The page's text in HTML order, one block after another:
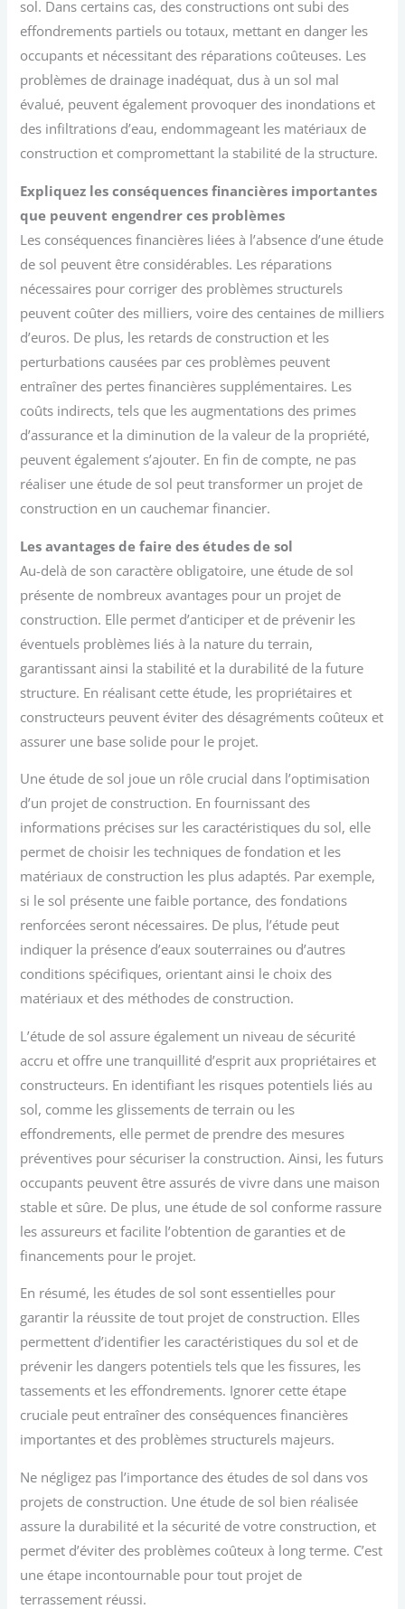
sol. Dans certains cas, des constructions ont subi des
effondrements partiels ou totaux, mettant en danger les
occupants et nécessitant des réparations coûteuses. Les
problèmes de drainage inadéquat, dus à un sol mal
évalué, peuvent également provoquer des inondations et
des infiltrations d’eau, endommageant les matériaux de
construction et compromettant la stabilité de la structure.
Expliquez les conséquences financières importantes
que peuvent engendrer ces problèmes
Les conséquences financières liées à l’absence d’une étude
de sol peuvent être considérables. Les réparations
nécessaires pour corriger des problèmes structurels
peuvent coûter des milliers, voire des centaines de milliers
d’euros. De plus, les retards de construction et les
perturbations causées par ces problèmes peuvent
entraîner des pertes financières supplémentaires. Les
coûts indirects, tels que les augmentations des primes
d’assurance et la diminution de la valeur de la propriété,
peuvent également s’ajouter. En fin de compte, ne pas
réaliser une étude de sol peut transformer un projet de
construction en un cauchemar financier.
Les avantages de faire des études de sol
Au-delà de son caractère obligatoire, une étude de sol
présente de nombreux avantages pour un projet de
construction. Elle permet d’anticiper et de prévenir les
éventuels problèmes liés à la nature du terrain,
garantissant ainsi la stabilité et la durabilité de la future
structure. En réalisant cette étude, les propriétaires et
constructeurs peuvent éviter des désagréments coûteux et
assurer une base solide pour le projet.
Une étude de sol joue un rôle crucial dans l’optimisation
d’un projet de construction. En fournissant des
informations précises sur les caractéristiques du sol, elle
permet de choisir les techniques de fondation et les
matériaux de construction les plus adaptés. Par exemple,
si le sol présente une faible portance, des fondations
renforcées seront nécessaires. De plus, l’étude peut
indiquer la présence d’eaux souterraines ou d’autres
conditions spécifiques, orientant ainsi le choix des
matériaux et des méthodes de construction.
L’étude de sol assure également un niveau de sécurité
accru et offre une tranquillité d’esprit aux propriétaires et
constructeurs. En identifiant les risques potentiels liés au
sol, comme les glissements de terrain ou les
effondrements, elle permet de prendre des mesures
préventives pour sécuriser la construction. Ainsi, les futurs
occupants peuvent être assurés de vivre dans une maison
stable et sûre. De plus, une étude de sol conforme rassure
les assureurs et facilite l’obtention de garanties et de
financements pour le projet.
En résumé, les études de sol sont essentielles pour
garantir la réussite de tout projet de construction. Elles
permettent d’identifier les caractéristiques du sol et de
prévenir les dangers potentiels tels que les fissures, les
tassements et les effondrements. Ignorer cette étape
cruciale peut entraîner des conséquences financières
importantes et des problèmes structurels majeurs.
Ne négligez pas l’importance des études de sol dans vos
projets de construction. Une étude de sol bien réalisée
assure la durabilité et la sécurité de votre construction, et
permet d’éviter des problèmes coûteux à long terme. C’est
une étape incontournable pour tout projet de
terrassement réussi.